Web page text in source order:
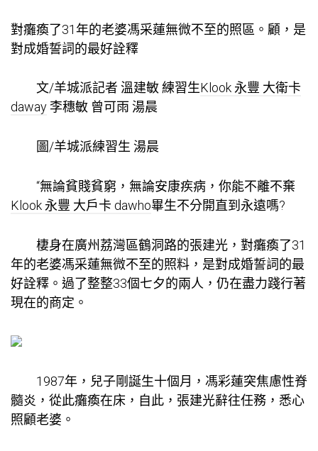
對癱瘓了31年的老婆馮采蓮無微不至的照區。顧，是
對成婚誓詞的最好詮釋
文/羊城派記者 溫建敏 練習生Klook 永豐 大衛卡
daway 李穗敏 曾可雨 湯晨
圖/羊城派練習生 湯晨
“無論貧賤貧窮，無論安康疾病，你能不離不棄
Klook 永豐 大戶卡 dawho畢生不分開直到永遠嗎?
棲身在廣州荔灣區鶴洞路的張建光，對癱瘓了31
年的老婆馮采蓮無微不至的照料，是對成婚誓詞的最
好詮釋。過了整整33個七夕的兩人，仍在盡力踐行著
現在的商定。
1987年，兒子剛誕生十個月，馮彩蓮突焦慮性脊
髓炎，從此癱瘓在床，自此，張建光辭往任務，悉心
照顧老婆。